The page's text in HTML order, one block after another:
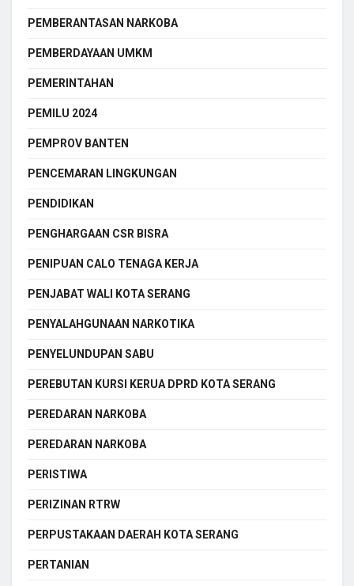
PEMBERANTASAN NARKOBA
PEMBERDAYAAN UMKM
PEMERINTAHAN
PEMILU 2024
PEMPROV BANTEN
PENCEMARAN LINGKUNGAN
PENDIDIKAN
PENGHARGAAN CSR BISRA
PENIPUAN CALO TENAGA KERJA
PENJABAT WALI KOTA SERANG
PENYALAHGUNAAN NARKOTIKA
PENYELUNDUPAN SABU
PEREBUTAN KURSI KERUA DPRD KOTA SERANG
PEREDARAN NARKOBA
PEREDARAN NARKOBA
PERISTIWA
PERIZINAN RTRW
PERPUSTAKAAN DAERAH KOTA SERANG
PERTANIAN